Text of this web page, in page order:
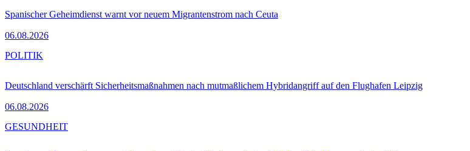
Spanischer Geheimdienst warnt vor neuem Migrantenstrom nach Ceuta
06.08.2026
Deutschland verschärft Sicherheitsmaßnahmen nach mutmaßlichem Hybridangriff auf den Flughafen Leipzig
06.08.2026
POLITIK
GESUNDHEIT